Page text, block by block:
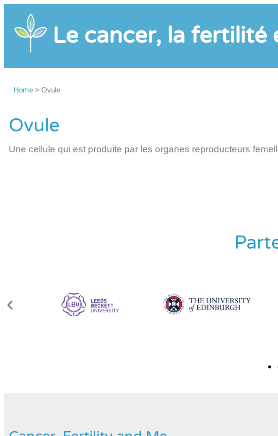
Le cancer, la fertilité
Home > Ovule
Ovule
Une cellule qui est produite par les organes reproducteurs